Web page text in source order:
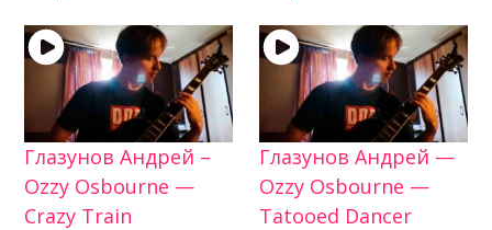
Глазунов Андрей –
Ozzy Osbourne —
Crazy Train
Глазунов Андрей —
Ozzy Osbourne —
Tatooed Dancer